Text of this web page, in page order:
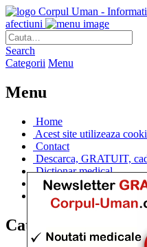
Corpul Uman -
afectiuni
Search
Categorii Menu
Menu
Home
Acest site utilizeaza
Contact
Descarca, GRATUIT,
Dictionar medical
Dr. Cristina IANUC
Linkuri utile
Categorii